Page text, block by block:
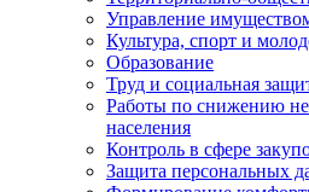
Управление
Культура, спорт и
Образование
Труд и социальная
Работы по снижению
населения
Контроль в сфере
Защита персональных